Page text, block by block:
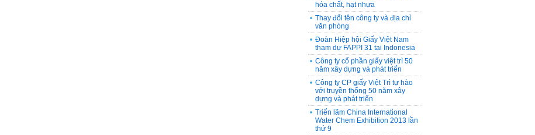
hóa chất, hạt nhựa
Thay đổi tên công ty và địa chỉ
văn phòng
Đoàn Hiệp hội Giấy Việt Nam
tham dự FAPPI 31 tại Indonesia
Công ty cổ phần giấy việt trì 50
năm xây dựng và phát triển
Công ty CP giấy Việt Trì tự hào
với truyền thống 50 năm xây
dựng và phát triển
Triển lãm China International
Water Chem Exhibition 2013 lần
thứ 9